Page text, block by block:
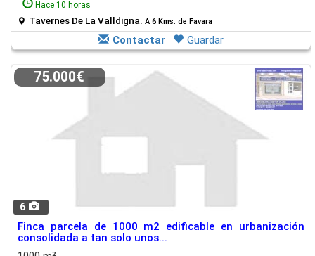
Hace 10 horas
Tavernes De La Valldigna. A 6 Kms. de Favara
Contactar Guardar
6
75.000€
Finca parcela de 1000 m2 edificable en urbanización
consolidada a tan solo unos...